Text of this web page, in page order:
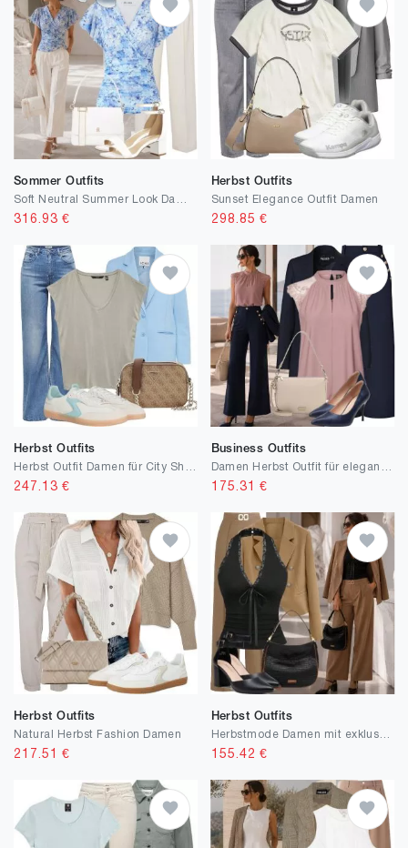
Sommer Outfits
316.93 €
Herbst Outfits
Sunset Elegance Outfit Damen
298.85 €
Herbst Outfits
247.13 €
Business Outfits
175.31 €
Herbst Outfits
Natural Herbst Fashion Damen
217.51 €
Herbst Outfits
155.42 €